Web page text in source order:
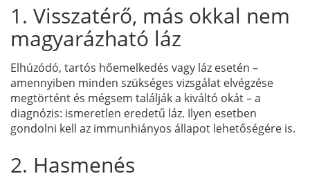
1. Visszatérő, más okkal nem
magyarázható láz
Elhúzódó, tartós hőemelkedés vagy láz esetén –
amennyiben minden szükséges vizsgálat elvégzése
megtörtént és mégsem találják a kiváltó okát – a
diagnózis: ismeretlen eredetű láz. Ilyen esetben
gondolni kell az immunhiányos állapot lehetőségére is.
2. Hasmenés